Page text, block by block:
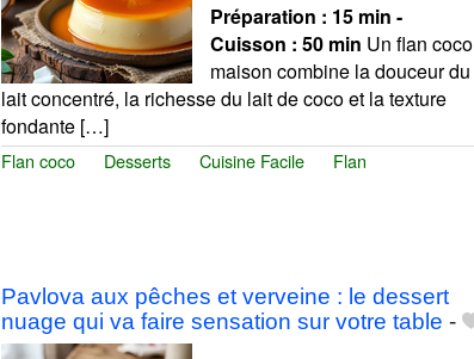
Préparation : 15 min -
Cuisson : 50 min Un flan coco
maison combine la douceur du
lait concentré, la richesse du lait de coco et la texture
fondante […]
Flan coco Desserts Cuisine Facile Flan
Pavlova aux pêches et verveine : le dessert
nuage qui va faire sensation sur votre table -